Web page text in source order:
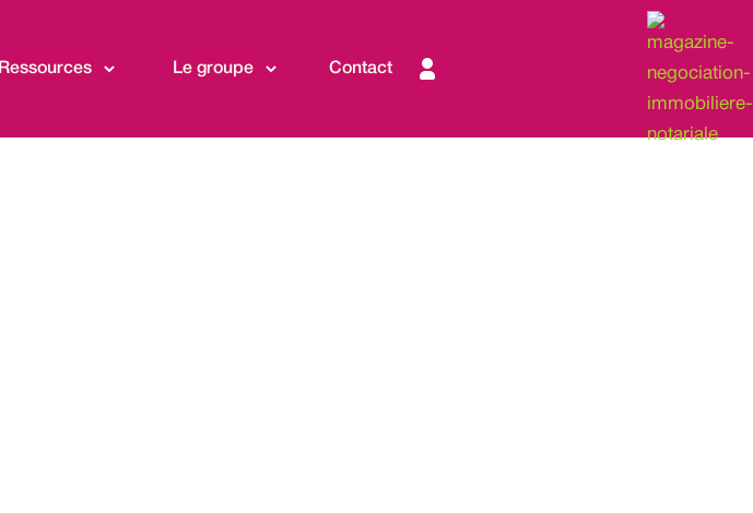
Ressources Le groupe Contact